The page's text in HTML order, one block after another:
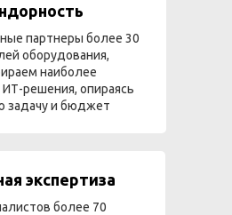
партнеры более 30
оборудования,
наиболее
решения, опираясь
задачу и бюджет
экспертиза
более 70